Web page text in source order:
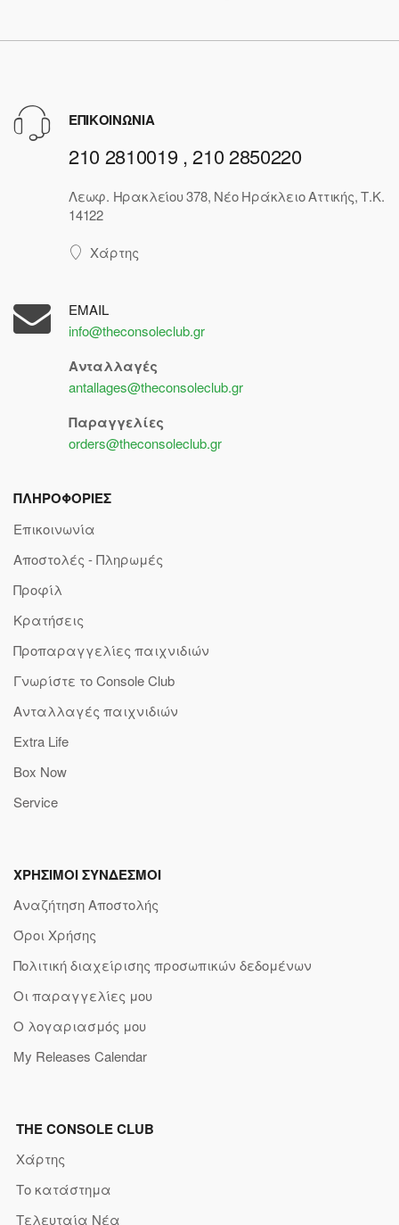
ΕΠΙΚΟΙΝΩΝΙΑ
210 2810019 , 210 2850220
Λεωφ. Ηρακλείου 378, Νέο Ηράκλειο Αττικής, Τ.Κ.
14122
Χάρτης
EMAIL
info@theconsoleclub.gr
Ανταλλαγές
antallages@theconsoleclub.gr
Παραγγελίες
orders@theconsoleclub.gr
ΠΛΗΡΟΦΟΡΙΕΣ
Επικοινωνία
Αποστολές - Πληρωμές
Προφίλ
Κρατήσεις
Προπαραγγελίες παιχνιδιών
Γνωρίστε το Console Club
Ανταλλαγές παιχνιδιών
Extra Life
Box Now
Service
ΧΡΗΣΙΜΟΙ ΣΥΝΔΕΣΜΟΙ
Αναζήτηση Αποστολής
Όροι Χρήσης
Πολιτική διαχείρισης προσωπικών δεδομένων
Οι παραγγελίες μου
Ο λογαριασμός μου
My Releases Calendar
THE CONSOLE CLUB
Χάρτης
Το κατάστημα
Τελευταία Νέα